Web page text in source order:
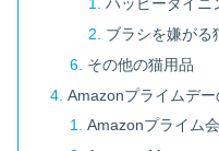
ブラシを嫌がる
その他の猫用品
Amazonプライムデ
Amazonプライム